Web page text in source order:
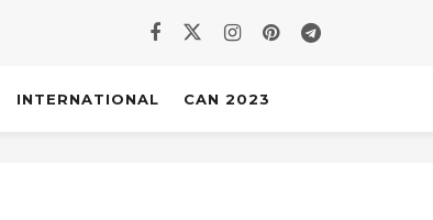
INTERNATIONAL CAN 2023